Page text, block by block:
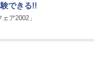
できる!!
ア2002」